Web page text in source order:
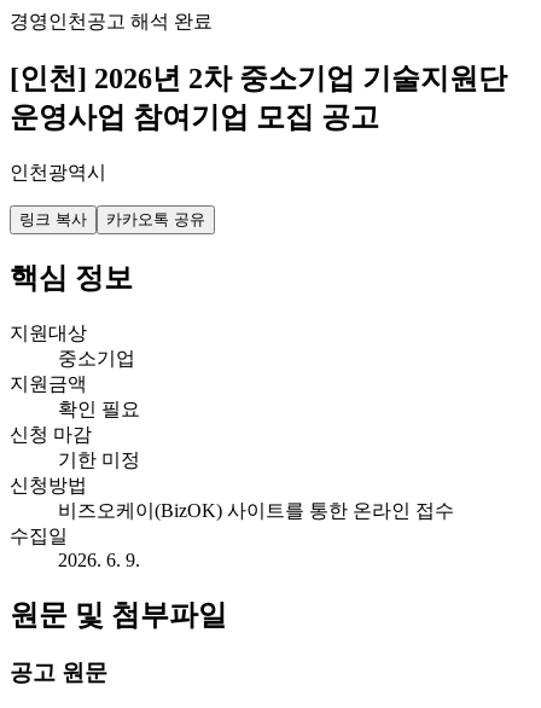
경영인천 공고 해석 완료
[인천] 2026년 2차 중소기업 기술지원단
운영사업 참여기업 모집 공고
인천광역시
링크 복사 카카오톡 공유
핵심 정보
지원대상
중소기업
지원금액
확인 필요
신청 마감
기한 미정
신청방법
비즈오케이(BizOK) 사이트를 통한 온라인 접수
수집일
2026. 6. 9.
원문 및 첨부파일
공고 원문